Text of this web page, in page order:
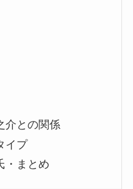
介との関係
イプ
・まとめ